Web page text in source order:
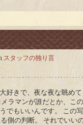
スタッフの独り言
好きで、夜な夜な眺め
ラマンが誰だとか、こ
でもいいんです。 この
側の判断。 それでいい